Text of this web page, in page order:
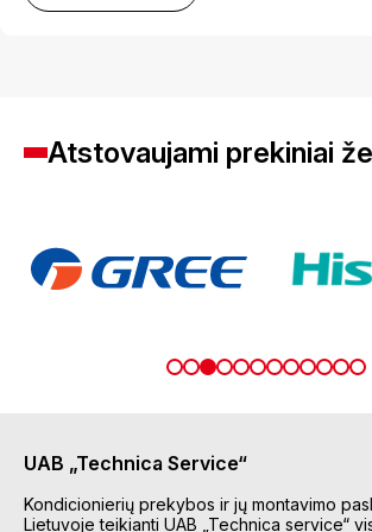
Atstovaujami prekiniai
UAB „Technica Service“
Kondicionierių prekybos ir jų montavimo
Lietuvoje teikianti UAB „Technica service“